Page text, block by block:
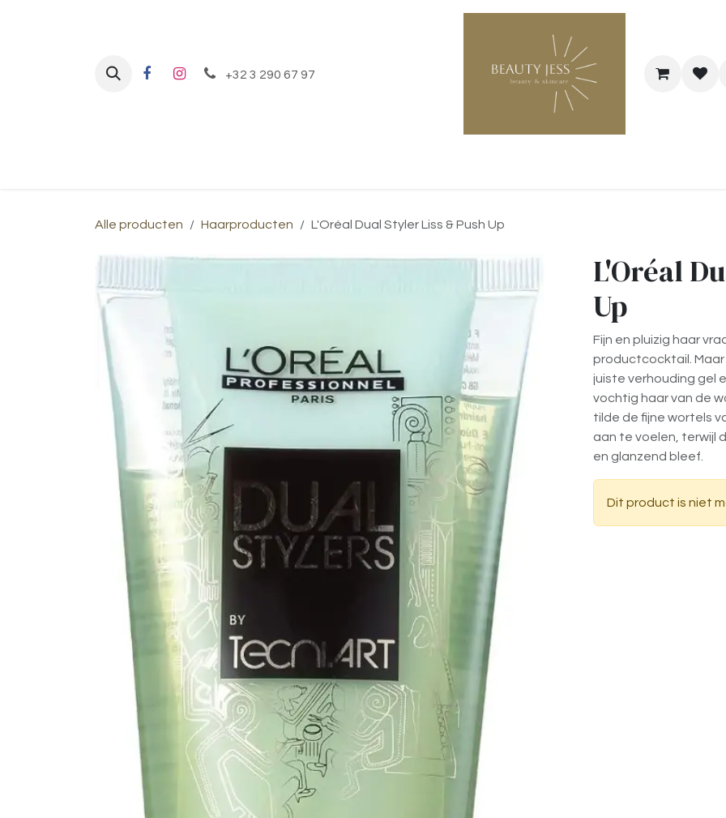
+32 3 290 67 97
Alle producten Haarproducten L'Oréal Dual Styler Liss & Push Up
L'Oréal
Up
Fijn en pluizig haar
productcocktail.
juiste verhouding gel
vochtig haar van de
tilde de fijne wortels
aan te voelen, terwijl
en glanzend bleef.
Dit product is niet